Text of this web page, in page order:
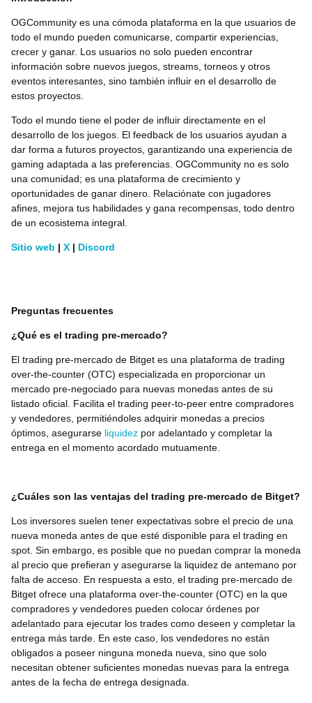
OGCommunity es una cómoda plataforma en la que usuarios de
todo el mundo pueden comunicarse, compartir experiencias,
crecer y ganar. Los usuarios no solo pueden encontrar
información sobre nuevos juegos, streams, torneos y otros
eventos interesantes, sino también influir en el desarrollo de
estos proyectos.
Todo el mundo tiene el poder de influir directamente en el
desarrollo de los juegos. El feedback de los usuarios ayudan a
dar forma a futuros proyectos, garantizando una experiencia de
gaming adaptada a las preferencias. OGCommunity no es solo
una comunidad; es una plataforma de crecimiento y
oportunidades de ganar dinero. Relaciónate con jugadores
afines, mejora tus habilidades y gana recompensas, todo dentro
de un ecosistema integral.
Sitio web | X | Discord
Preguntas frecuentes
¿Qué es el trading pre-mercado?
El trading pre-mercado de Bitget es una plataforma de trading
over-the-counter (OTC) especializada en proporcionar un
mercado pre-negociado para nuevas monedas antes de su
listado oficial. Facilita el trading peer-to-peer entre compradores
y vendedores, permitiéndoles adquirir monedas a precios
óptimos, asegurarse liquidez por adelantado y completar la
entrega en el momento acordado mutuamente.
¿Cuáles son las ventajas del trading pre-mercado de Bitget?
Los inversores suelen tener expectativas sobre el precio de una
nueva moneda antes de que esté disponible para el trading en
spot. Sin embargo, es posible que no puedan comprar la moneda
al precio que prefieran y asegurarse la liquidez de antemano por
falta de acceso. En respuesta a esto, el trading pre-mercado de
Bitget ofrece una plataforma over-the-counter (OTC) en la que
compradores y vendedores pueden colocar órdenes por
adelantado para ejecutar los trades como deseen y completar la
entrega más tarde. En este caso, los vendedores no están
obligados a poseer ninguna moneda nueva, sino que solo
necesitan obtener suficientes monedas nuevas para la entrega
antes de la fecha de entrega designada.